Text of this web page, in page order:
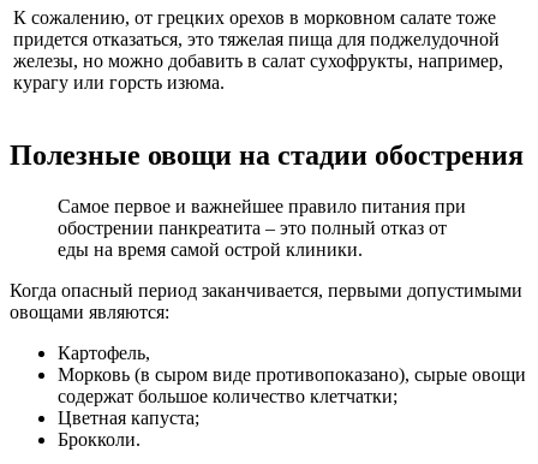
К сожалению, от грецких орехов в морковном салате тоже
придется отказаться, это тяжелая пища для поджелудочной
железы, но можно добавить в салат сухофрукты, например,
курагу или горсть изюма.
Полезные овощи на стадии обострения
Самое первое и важнейшее правило питания при
обострении панкреатита – это полный отказ от
еды на время самой острой клиники.
Когда опасный период заканчивается, первыми допустимыми
овощами являются:
Картофель,
Морковь (в сыром виде противопоказано), сырые овощи
содержат большое количество клетчатки;
Цветная капуста;
Брокколи.